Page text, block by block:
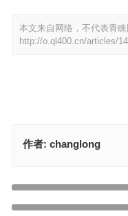
本文来自网络，不代表青
http://o.ql400.cn/articles/
作者: changlong